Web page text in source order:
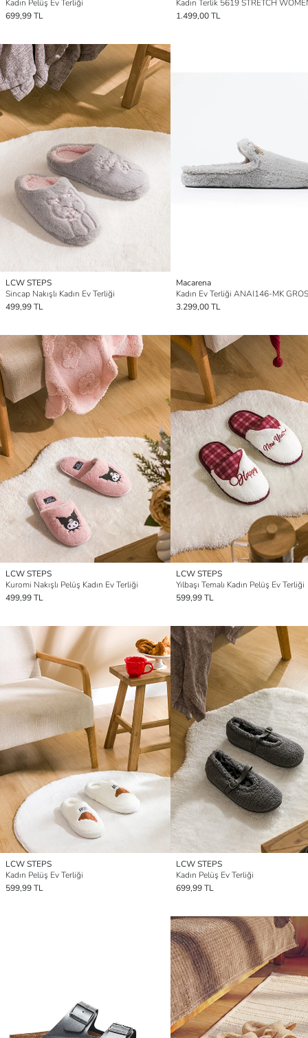
Kadın Pelüş Ev Terliği
699,99 TL
1.499,00 TL
LCW STEPS
Sincap Nakışlı Kadın Ev Terliği
499,99 TL
Macarena
Kadın Ev Terliği ANAI146-MK
3.299,00 TL
LCW STEPS
Kuromi Nakışlı Pelüş Kadın Ev Terliği
499,99 TL
LCW STEPS
Yılbaşı Temalı Kadın Pelüş Ev Terliği
599,99 TL
LCW STEPS
Kadın Pelüş Ev Terliği
599,99 TL
LCW STEPS
Kadın Pelüş Ev Terliği
699,99 TL